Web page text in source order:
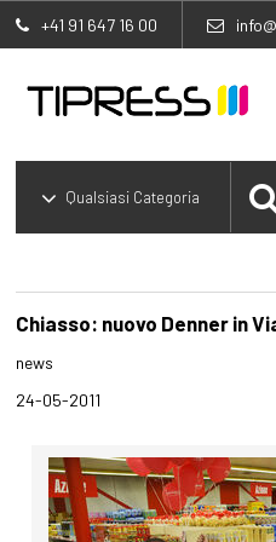
+41 91 647 16 00
Chiasso: nuovo Denner in
news
24-05-2011